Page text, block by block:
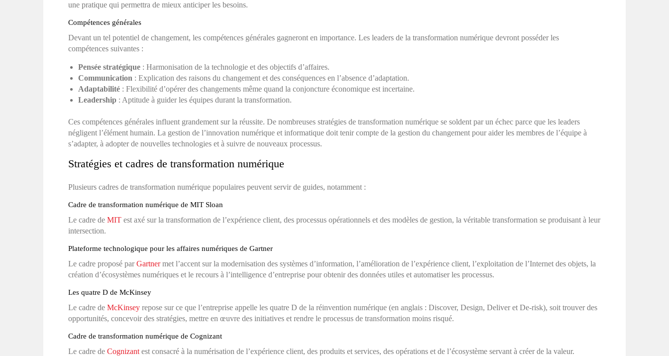
une pratique qui permettra de mieux anticiper les besoins.
Compétences générales
Devant un tel potentiel de changement, les compétences générales gagneront en importance. Les leaders de la transformation numérique devront posséder les
compétences suivantes :
Pensée stratégique : Harmonisation de la technologie et des objectifs d’affaires.
Communication : Explication des raisons du changement et des conséquences en l’absence d’adaptation.
Adaptabilité : Flexibilité d’opérer des changements même quand la conjoncture économique est incertaine.
Leadership : Aptitude à guider les équipes durant la transformation.
Ces compétences générales influent grandement sur la réussite. De nombreuses stratégies de transformation numérique se soldent par un échec parce que les leaders
négligent l’élément humain. La gestion de l’innovation numérique et informatique doit tenir compte de la gestion du changement pour aider les membres de l’équipe à
s’adapter, à adopter de nouvelles technologies et à suivre de nouveaux processus.
Stratégies et cadres de transformation numérique
Plusieurs cadres de transformation numérique populaires peuvent servir de guides, notamment :
Cadre de transformation numérique de MIT Sloan
Le cadre de MIT est axé sur la transformation de l’expérience client, des processus opérationnels et des modèles de gestion, la véritable transformation se produisant à leur
intersection.
Plateforme technologique pour les affaires numériques de Gartner
Le cadre proposé parGartnermet l’accent sur la modernisation des systèmes d’information, l’amélioration de l’expérience client, l’exploitation de l’Internet des objets, la
création d’écosystèmes numériques et le recours à l’intelligence d’entreprise pour obtenir des données utiles et automatiser les processus.
Les quatre D de McKinsey
Le cadre de McKinsey repose sur ce que l’entreprise appelle les quatre D de la réinvention numérique (en anglais : Discover, Design, Deliver et De-risk), soit trouver des
opportunités, concevoir des stratégies, mettre en œuvre des initiatives et rendre le processus de transformation moins risqué.
Cadre de transformation numérique de Cognizant
Le cadre de Cognizant est consacré à la numérisation de l’expérience client, des produits et services, des opérations et de l’écosystème servant à créer de la valeur.